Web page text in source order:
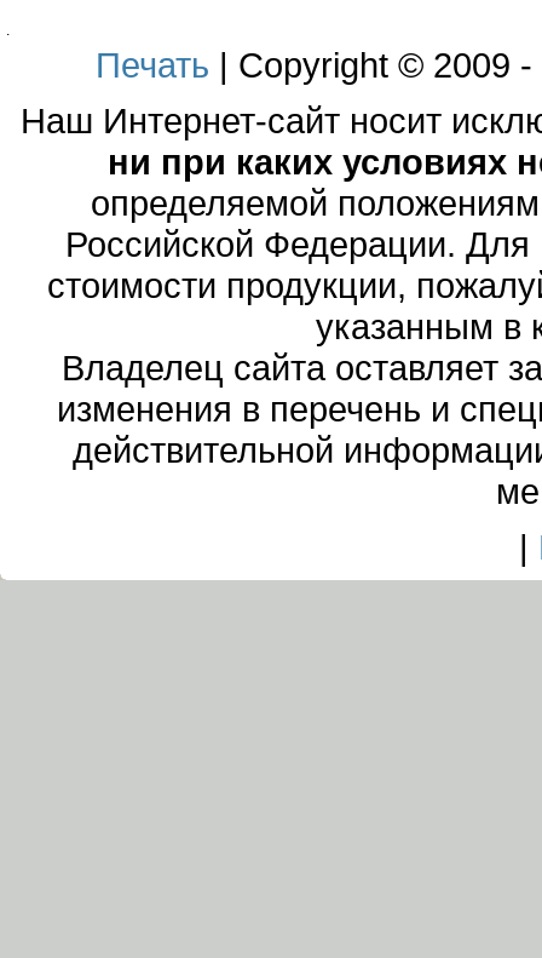
.
Печать | Copyright © 2009
Наш Интернет-сайт носит
ни при каких условиях
определяемой
Российской Федерации.
стоимости продукции,
указанным в
Владелец сайта оставляет
изменения в перечень и
действительной
|